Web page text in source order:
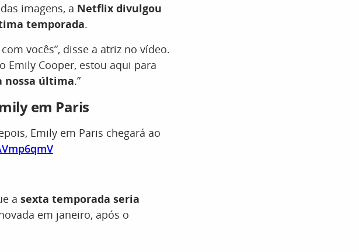
imagens, a Netflix divulgou
temporada.
vocês”, disse a atriz no vídeo.
Emily Cooper, estou aqui para
nossa última.”
em Paris
Emily em Paris chegará ao
a sexta temporada seria
em janeiro, após o